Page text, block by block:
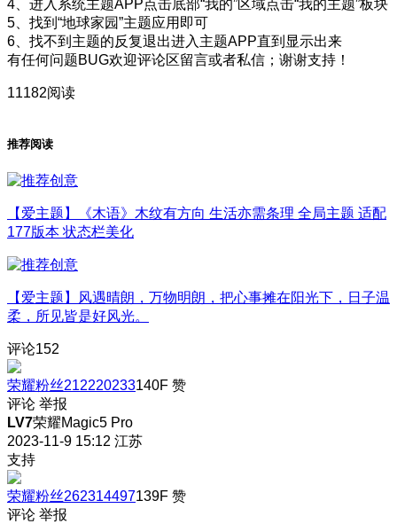
4、进入系统主题APP点击底部“我的”区域点击“我的主题”板块
5、找到“地球家园”主题应用即可
6、找不到主题的反复退出进入主题APP直到显示出来
有任何问题BUG欢迎评论区留言或者私信；谢谢支持！
11182阅读
推荐阅读
【爱主题】《木语》木纹有方向 生活亦需条理 全局主题 适配
177版本 状态栏美化
【爱主题】风遇晴朗，万物明朗，把心事摊在阳光下，日子温
柔，所见皆是好风光。
评论152
荣耀粉丝212220233140F 赞
评论 举报
LV7荣耀Magic5 Pro
2023-11-9 15:12 江苏
支持
荣耀粉丝262314497139F 赞
评论 举报